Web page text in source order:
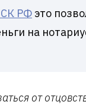
СК РФ это
на
от